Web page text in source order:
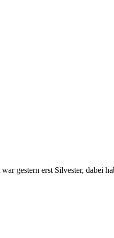
gestern erst Silvester, dabei